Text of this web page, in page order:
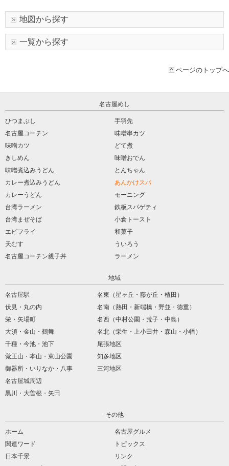
地図から探す
一覧から探す
ページのトップへ
名古屋めし
ひつまぶし
名古屋コーチン
味噌カツ
きしめん
味噌煮込みうどん
カレー煮込みうどん
カレーうどん
台湾ラーメン
台湾まぜそば
エビフライ
天むす
名古屋コーチン親子丼
手羽先
味噌串カツ
どて煮
味噌おでん
とんちゃん
あんかけスパ
モーニング
鉄板スパゲティ
小倉トースト
和菓子
ういろう
ラーメン
地域
名古屋駅
伏見・丸の内
栄・矢場町
大須・金山・鶴舞
千種・今池・池下
覚王山・本山・東山公園
御器所・いりなか・八事
名古屋城周辺
黒川・大曽根・矢田
名東（星ヶ丘・藤が丘・植田）
名南（熱田・新端橋・野並・徳重）
名西（中村公園・荒子・中島）
名北（栄生・上小田井・森山・小幡）
尾張地区
知多地区
三河地区
その他
ホーム
名古屋グルメ
関連ワード
トピックス
日本千景
リンク